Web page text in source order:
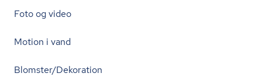
Foto og video
Motion i vand
Blomster/Dekoration